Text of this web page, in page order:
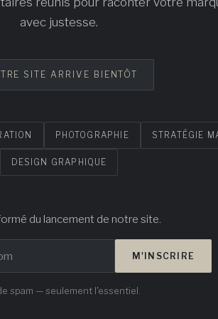
avec justesse.
SITE ARRIVE BIENTÔT
PHOTOGRAPHIE STRATÉGIE
DESIGN GRAPHIQUE
du lancement de notre site.
M'INSCRIRE
spam — seulement l'essentiel.